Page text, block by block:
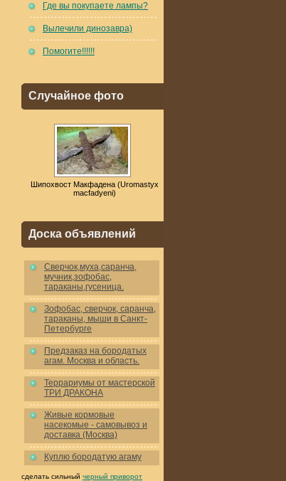
Где вы покупаете лампы?
Вылечили динозавра)
Помогите!!!!!!
Случайное фото
Шипохвост Макфадена (Uromastyx
macfadyeni)
Доска объявлений
Cверчок,муха,саранча,
мучник,зофобас,
тараканы,гусеница.
Зофобас, сверчок, саранча,
тараканы, мыши в Санкт-
Петербурге
Предзаказ на бородатых
агам. Москва и область.
Террариумы от мастерской
ТРИ ДРАКОНА
Живые кормовые
насекомые - самовывоз и
доставка (Москва)
Куплю бородатую агаму
сделать сильный черный приворот